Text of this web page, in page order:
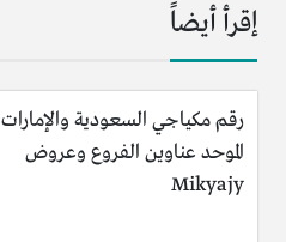
إقرأ أيضاً
رقم مكياجي السعودية والإمارات
الموحد عناوين الفروع وعروض
Mikyajy